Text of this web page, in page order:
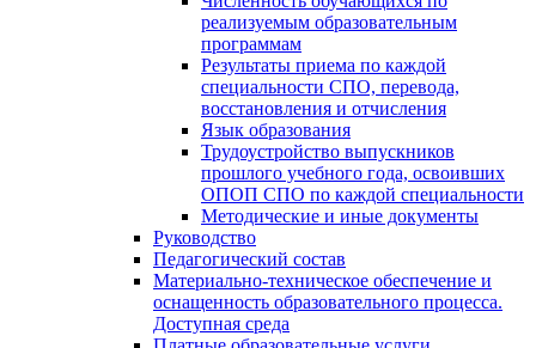
реализуемым образовательным
программам
Результаты приема по каждой
специальности СПО, перевода,
восстановления и отчисления
Язык образования
Трудоустройство выпускников
прошлого учебного года, освоивших
ОПОП СПО по каждой специальности
Методические и иные документы
Руководство
Педагогический состав
Материально-техническое обеспечение и
оснащенность образовательного процесса.
Доступная среда